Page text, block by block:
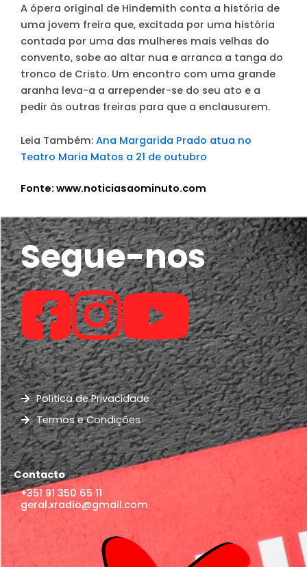
A ópera original de Hindemith conta a história de
uma jovem freira que, excitada por uma história
contada por uma das mulheres mais velhas do
convento, sobe ao altar nua e arranca a tanga do
tronco de Cristo. Um encontro com uma grande
aranha leva-a a arrepender-se do seu ato e a
pedir às outras freiras para que a enclausurem.
Leia Também: Ana Margarida Prado atua no
Teatro Maria Matos a 21 de outubro
Fonte: www.noticiasaominuto.com
Segue-nos
Política de Privacidade
Termos e Condições
Contacto
+351 91 350 65 11
geral.xradio@gmail.com